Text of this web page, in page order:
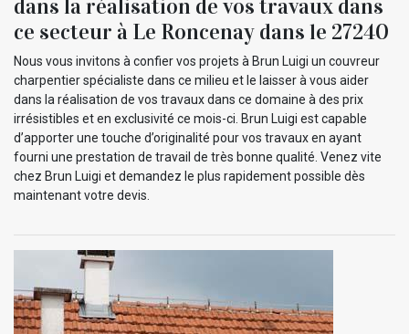
dans la réalisation de vos travaux dans
ce secteur à Le Roncenay dans le 27240
Nous vous invitons à confier vos projets à Brun Luigi un couvreur
charpentier spécialiste dans ce milieu et le laisser à vous aider
dans la réalisation de vos travaux dans ce domaine à des prix
irrésistibles et en exclusivité ce mois-ci. Brun Luigi est capable
d’apporter une touche d’originalité pour vos travaux en ayant
fourni une prestation de travail de très bonne qualité. Venez vite
chez Brun Luigi et demandez le plus rapidement possible dès
maintenant votre devis.